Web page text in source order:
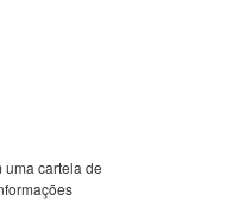
uma cartela de